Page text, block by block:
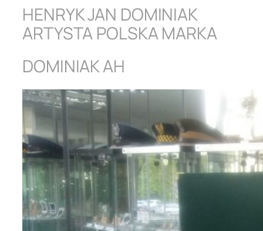
HENRYK JAN DOMINIAK
ARTYSTA POLSKA MARKA
DOMINIAK AH